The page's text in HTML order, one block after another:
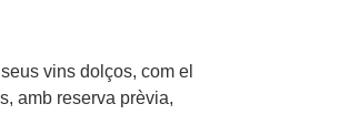
vins dolços, com el
amb reserva prèvia,